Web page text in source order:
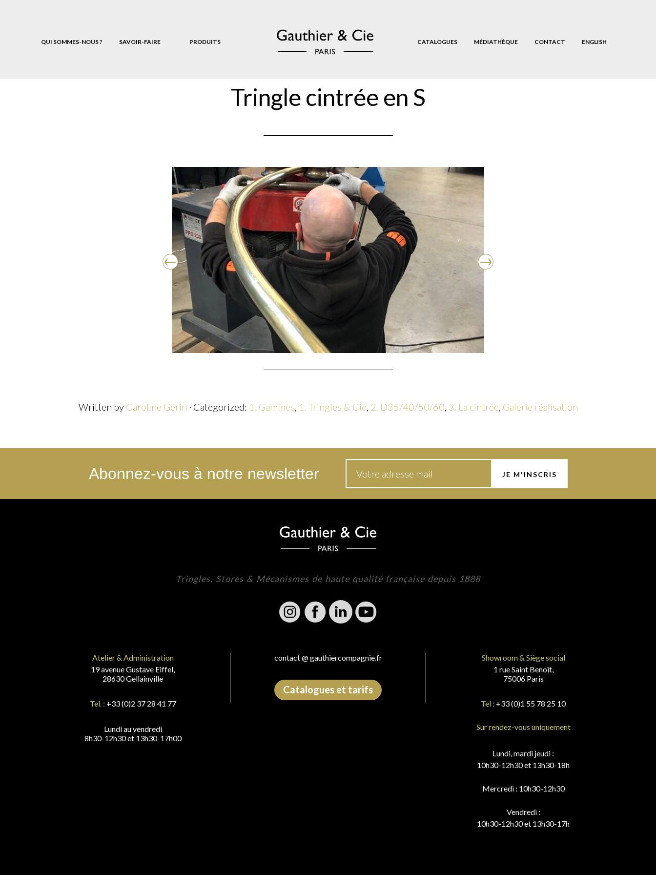
QUI SOMMES-NOUS ? SAVOIR-FAIRE PRODUITS CATALOGUES MÉDIATHÈQUE CONTACT ENGLISH
Tringle cintrée en S
Written by Caroline Gérin · Categorized: 1. Gammes, 1. Tringles & Cie, 2. D35/40/50/60, 3. La cintrée, Galerie réalisation
Abonnez-vous à notre newsletter
Tringles, Stores & Mécanismes de haute qualité française depuis 1888
Atelier & Administration
19 avenue Gustave Eiffel,
28630 Gellainville
Tel. : +33 (0)2 37 28 41 77
Lundi au vendredi
8h30-12h30 et 13h30-17h00
contact @ gauthiercompagnie.fr
Catalogues et tarifs
Showroom & Siège social
1 rue Saint Benoît,
75006 Paris
Tel : +33 (0)1 55 78 25 10
Sur rendez-vous uniquement
Lundi, mardi jeudi :
10h30-12h30 et 13h30-18h
Mercredi : 10h30-12h30
Vendredi :
10h30-12h30 et 13h30-17h